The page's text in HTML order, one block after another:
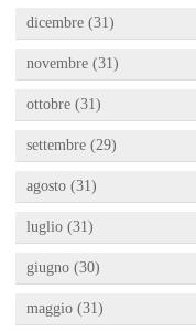
dicembre (31)
novembre (31)
ottobre (31)
settembre (29)
agosto (31)
luglio (31)
giugno (30)
maggio (31)